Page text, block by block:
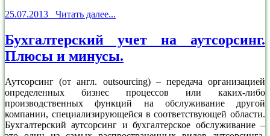
25.07.2013 Читать далее...
Бухгалтерский учет на аутсорсинг.
Плюсы и минусы.
Аутсорсинг (от англ. outsourcing) – передача организацией
определенных бизнес процессов или каких-либо
производственных функций на обслуживание другой
компании, специализирующейся в соответствующей области.
Бухгалтерский аутсорсинг и бухгалтерское обслуживание –